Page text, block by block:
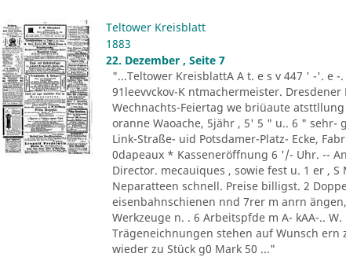
Teltower Kreisblatt
1883
22. Dezember , Seite 7
"...Teltower KreisblattA A t. e s v 447 ' -'. e
91leevvckov-K ntmachermeister.
Wechnachts-Feiertag we briüaute
oranne Waoache, 5jähr , 5' 5 " u.. 6 " sehr-
Link-Straße- uid Potsdamer-Platz- Ecke,
0dapeaux * Kasseneröffnung 6 '/- Uhr. --
Director. mecauiques , sowie fest u. 1 er ,
Neparatteen schnell. Preise billigst. 2
eisenbahnschienen nnd 7rer m anrn
Werkzeuge n. . 6 Arbeitspfde m A- kAA-..
Trägeneichnungen stehen auf Wunsch ern
wieder zu Stück g0 Mark 50 ..."